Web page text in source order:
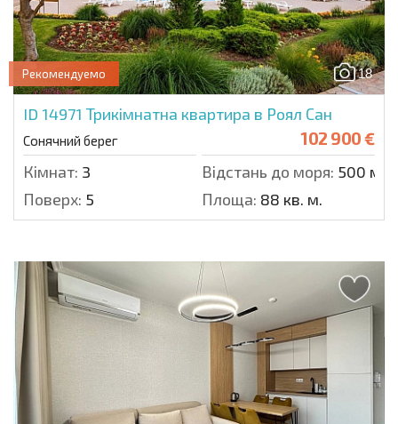
18
Рекомендуемо
ID 14971 Трикімнатна квартира в Роял Сан
Сонячний берег 102 900 €
Кімнат: 3 Відстань до моря: 500 м.
Поверх: 5 Площа: 88 кв. м.